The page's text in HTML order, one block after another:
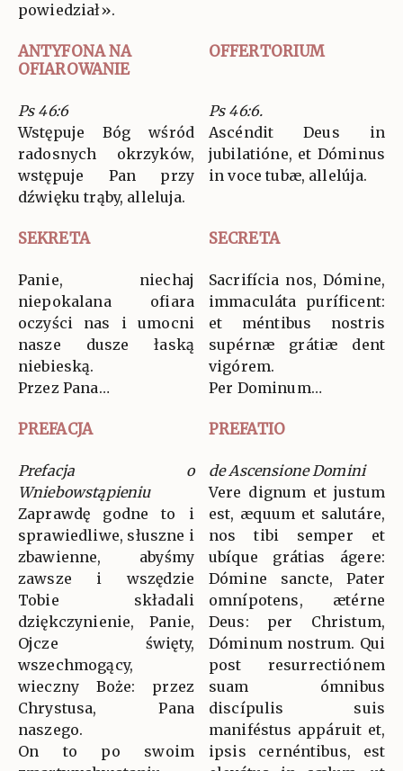
powiedział».
ANTYFONA NA
OFIAROWANIE
OFFERTORIUM
Ps 46:6
Wstępuje Bóg wśród
radosnych okrzyków,
wstępuje Pan przy
dźwięku trąby, alleluja.
Ps 46:6.
Ascéndit Deus in
jubilatióne, et Dóminus
in voce tubæ, allelúja.
SEKRETA SECRETA
Panie, niechaj
niepokalana ofiara
oczyści nas i umocni
nasze dusze łaską
niebieską.
Przez Pana…
Sacrifícia nos, Dómine,
immaculáta puríficent:
et méntibus nostris
supérnæ grátiæ dent
vigórem.
Per Dominum…
PREFACJA PREFATIO
Prefacja o
Wniebowstąpieniu
Zaprawdę godne to i
sprawiedliwe, słuszne i
zbawienne, abyśmy
zawsze i wszędzie
Tobie składali
dziękczynienie, Panie,
Ojcze święty,
wszechmogący,
wieczny Boże: przez
Chrystusa, Pana
naszego.
On to po swoim
de Ascensione Domini
Vere dignum et justum
est, æquum et salutáre,
nos tibi semper et
ubíque grátias ágere:
Dómine sancte, Pater
omnípotens, ætérne
Deus: per Christum,
Dóminum nostrum. Qui
post resurrectiónem
suam ómnibus
discípulis suis
maniféstus appáruit et,
ipsis cernéntibus, est